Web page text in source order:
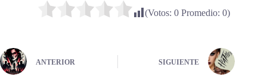
(Votos: 0Promedio: 0)
ANTERIOR SIGUIENTE